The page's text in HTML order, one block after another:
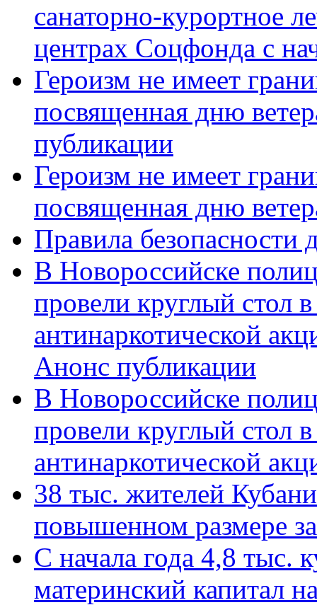
санаторно-курортное
центрах Соцфонда с
Героизм не имеет
посвященная дню
публикации
Героизм не имеет
посвященная дню
Правила безопасности
В Новороссийске
провели круглый стол
антинаркотической
Анонс публикации
В Новороссийске
провели круглый стол
антинаркотической
38 тыс. жителей
повышенном размере
С начала года 4,8 тыс.
материнский капитал